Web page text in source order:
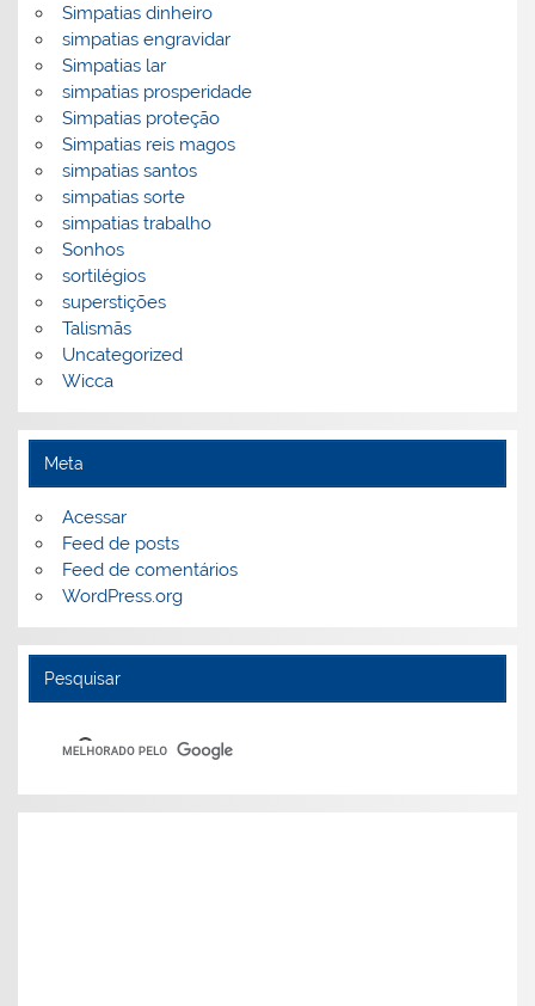
Simpatias dinheiro
simpatias engravidar
Simpatias lar
simpatias prosperidade
Simpatias proteção
Simpatias reis magos
simpatias santos
simpatias sorte
simpatias trabalho
Sonhos
sortilégios
superstições
Talismãs
Uncategorized
Wicca
Meta
Acessar
Feed de posts
Feed de comentários
WordPress.org
Pesquisar